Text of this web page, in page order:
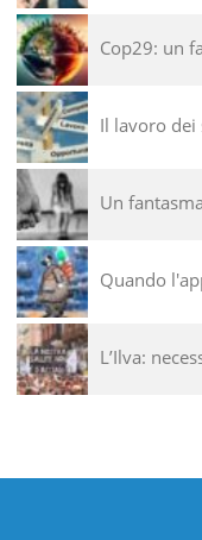
Cop29: un
Il lavoro dei
Un
Quando
L’Ilva: